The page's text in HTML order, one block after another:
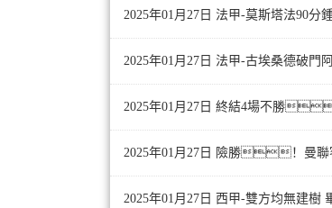
2025年01月27日 法甲-莫斯塔法90分
2025年01月27日 法甲-古埃桑德破門
2025年01月27日 終結4場不勝
2025年01月27日 險勝！曼聯
2025年01月27日 西甲-雙方均無建樹